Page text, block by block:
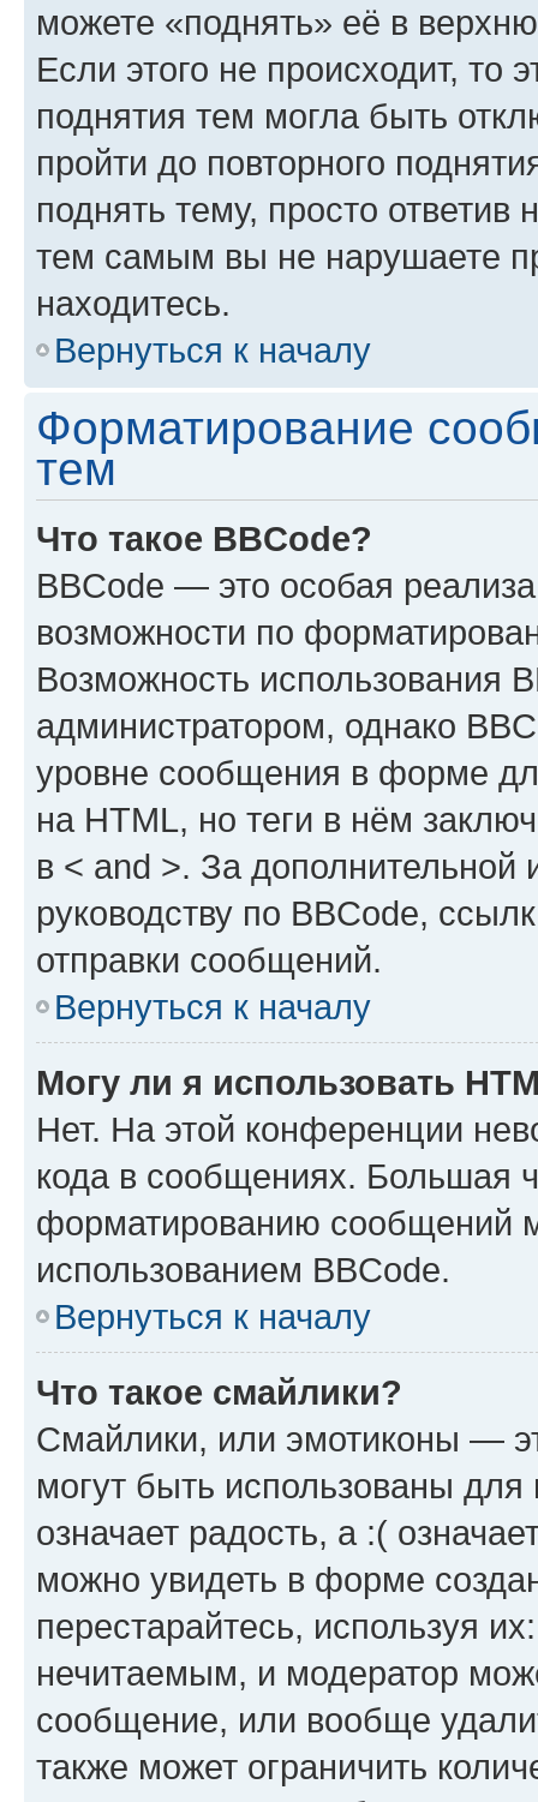
можете «поднять» её в
Если этого не происходит, то
поднятия тем могла быть
пройти до повторного
поднять тему, просто ответив
тем самым вы не нарушаете
находитесь.
Вернуться к началу
Форматирование
тем
Что такое BBCode?
BBCode — это особая
возможности по
Возможность использования
администратором, однако
уровне сообщения в форме
на HTML, но теги в нём
в < and >. За
руководству по BBCode,
отправки сообщений.
Вернуться к началу
Могу ли я использовать
Нет. На этой конференции
кода в сообщениях. Большая
форматированию сообщений
использованием BBCode.
Вернуться к началу
Что такое смайлики?
Смайлики, или эмотиконы —
могут быть использованы
означает радость, а :(
можно увидеть в форме
перестарайтесь, используя
нечитаемым, и модератор
сообщение, или вообще
также может ограничить